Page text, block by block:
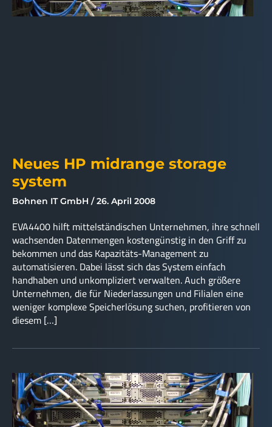
Neues HP midrange storage
system
Bohnen IT GmbH 26. April 2008
EVA4400 hilft mittelständischen Unternehmen, ihre schnell
wachsenden Datenmengen kostengünstig in den Griff zu
bekommen und das Kapazitäts-Management zu
automatisieren. Dabei lässt sich das System einfach
handhaben und unkompliziert verwalten. Auch größere
Unternehmen, die für Niederlassungen und Filialen eine
weniger komplexe Speicherlösung suchen, profitieren von
diesem […]